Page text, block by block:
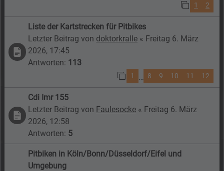
1 2
Liste der Kartstrecken für Pitbikes
Letzter Beitrag von doktorkralle « Freitag 6. März
2026, 17:45
Antworten: 113
1 … 8 9 10 11 12
Cdi Imr 155
Letzter Beitrag von Faulesocke « Freitag 6. März
2026, 12:58
Antworten: 5
Pitbiken in Köln/Bonn/Düsseldorf/Eifel und
Umgebung